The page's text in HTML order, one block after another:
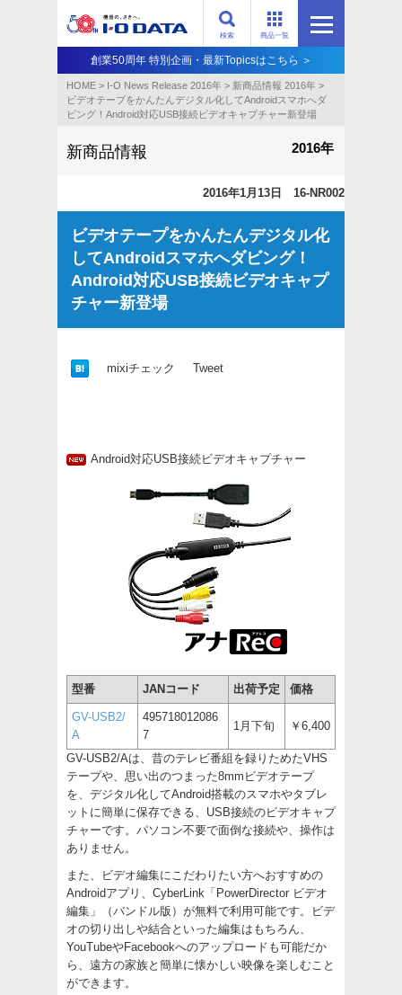
商品一覧
検索
創業50周年 特別企画・最新Topicsはこちら ＞
HOME > I-O News Release 2016年 > 新商品情報 2016年 >
ビデオテープをかんたんデジタル化してAndroidスマホへダ
ビング！Android対応USB接続ビデオキャプチャー新登場
新商品情報 2016年
2016年1月13日 16-NR002
ビデオテープをかんたんデジタル化
してAndroidスマホへダビング！
Android対応USB接続ビデオキャプ
チャー新登場
mixiチェック Tweet
Android対応USB接続ビデオキャプチャー
型番 JANコード 出荷予定 価格
GV-USB2/
A
495718012086
7
1月下旬 ￥6,400
GV-USB2/Aは、昔のテレビ番組を録りためたVHS
テープや、思い出のつまった8mmビデオテープ
を、デジタル化してAndroid搭載のスマホやタブレ
ットに簡単に保存できる、USB接続のビデオキャプ
チャーです。パソコン不要で面倒な接続や、操作は
ありません。
また、ビデオ編集にこだわりたい方へおすすめの
Androidアプリ、CyberLink「PowerDirector ビデオ
編集」（バンドル版）が無料で利用可能です。ビデ
オの切り出しや結合といった編集はもちろん、
YouTubeやFacebookへのアップロードも可能だか
ら、遠方の家族と簡単に懐かしい映像を楽しむこと
ができます。